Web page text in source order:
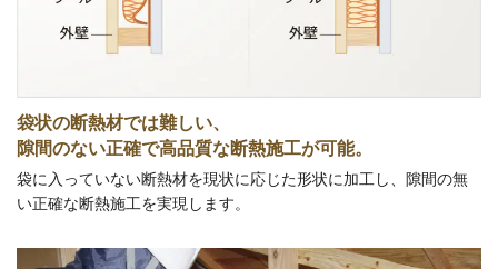
袋状の断熱材では難しい、
隙間のない正確で高品質な断熱施工が可能。
袋に入っていない断熱材を現状に応じた形状に加工し、隙間の無
い正確な断熱施工を実現します。